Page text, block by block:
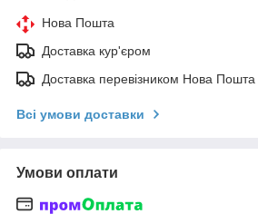
Нова Пошта
Доставка кур'єром
Доставка перевізником Нова Пошта
Всі умови доставки
Умови оплати